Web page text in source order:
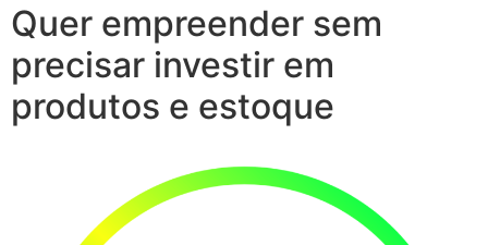
Quer empreender sem
precisar investir em
produtos e estoque